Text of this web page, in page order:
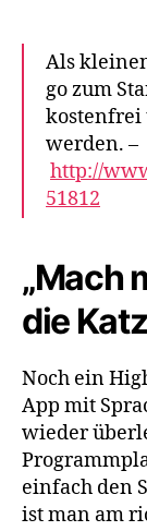
Als
go zum
kostenfrei
werden. –
http://
51812
„Mach
die
Noch ein
App mit
wieder
einfach den
ist man am